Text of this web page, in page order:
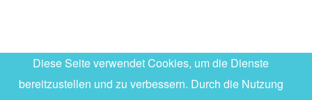
Diese Seite verwendet Cookies, um die Dienste
bereitzustellen und zu verbessern. Durch die Nutzung